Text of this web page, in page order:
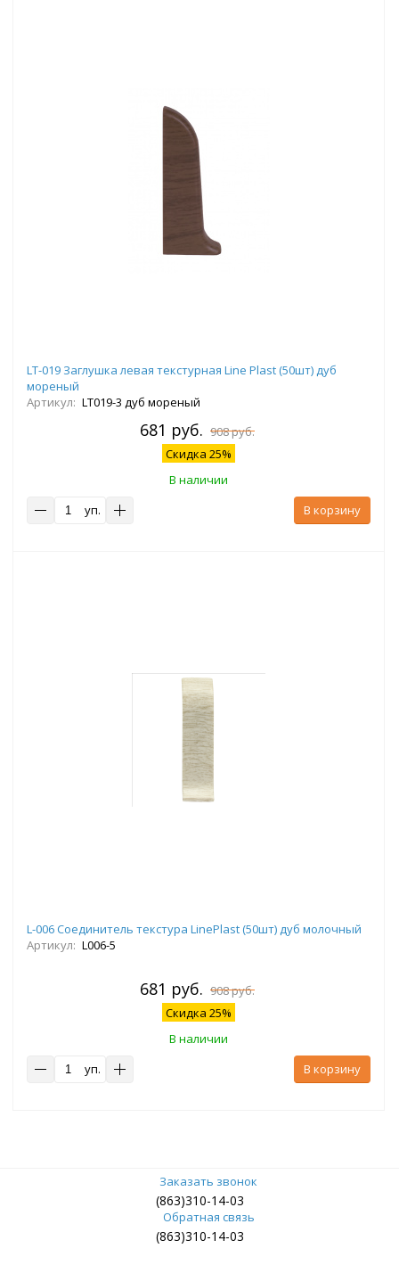
LT-019 Заглушка левая текстурная Line Plast (50шт) дуб
мореный
Артикул: LT019-3 дуб мореный
681 руб. 908 руб.
Скидка 25%
В наличии
уп.
В корзину
L-006 Соединитель текстура LinePlast (50шт) дуб молочный
Артикул: L006-5
681 руб. 908 руб.
Скидка 25%
В наличии
уп.
В корзину
Заказать звонок
(863)310-14-03
Обратная связь
(863)310-14-03